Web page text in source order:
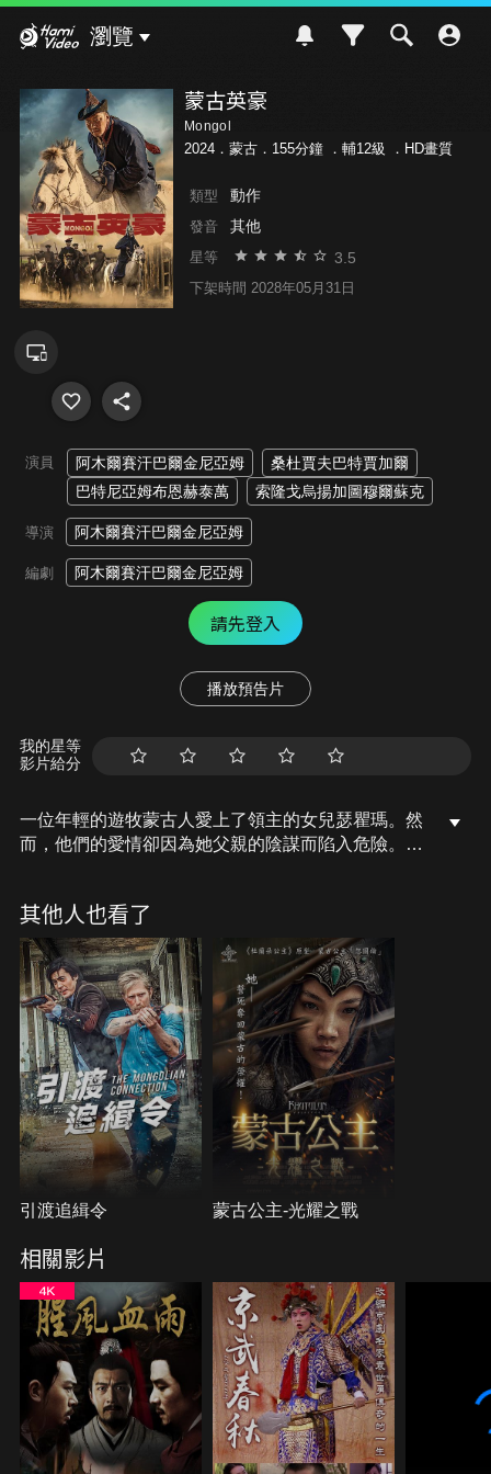
瀏覽
蒙古英豪
Mongol
2024．蒙古．155分鐘 ． 輔12級 ．HD畫質
類型 動作
發音 其他
星等 3.5
下架時間 2028年05月31日
演員 阿木爾賽汗巴爾金尼亞姆
桑杜賈夫巴特賈加爾
巴特尼亞姆布恩赫泰萬
索隆戈烏揚加圖穆爾蘇克
導演 阿木爾賽汗巴爾金尼亞姆
編劇 阿木爾賽汗巴爾金尼亞姆
請先登入
播放預告片
我的星等
影片給分
一位年輕的遊牧蒙古人愛上了領主的女兒瑟瞿瑪。然
而，他們的愛情卻因為她父親的陰謀而陷入危險。領
量，為了生存和正義而戰，在這場奮鬥的旅程中，他
點燃了人民的團結力量。
其他人也看了
引渡追緝令 蒙古公主-光耀之戰
相關影片